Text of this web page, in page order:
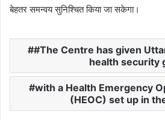
बेहतर समन्वय सुनिश्चित किया जा सकेगा।
#The Centre has given
health security
with a Health Emergency
(HEOC) set up in